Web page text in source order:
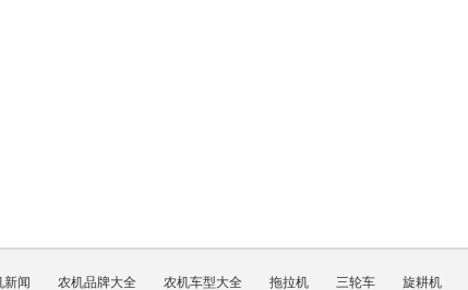
新闻 农机品牌大全 农机车型大全 拖拉机 三轮车 旋耕机